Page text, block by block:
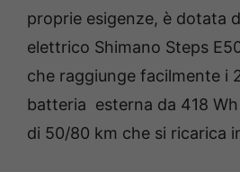
proprie esigenze, è dotata
elettrico Shimano Steps
che raggiunge facilmente i
batteria esterna da 418 Wh
di 50/80 km che si ricarica